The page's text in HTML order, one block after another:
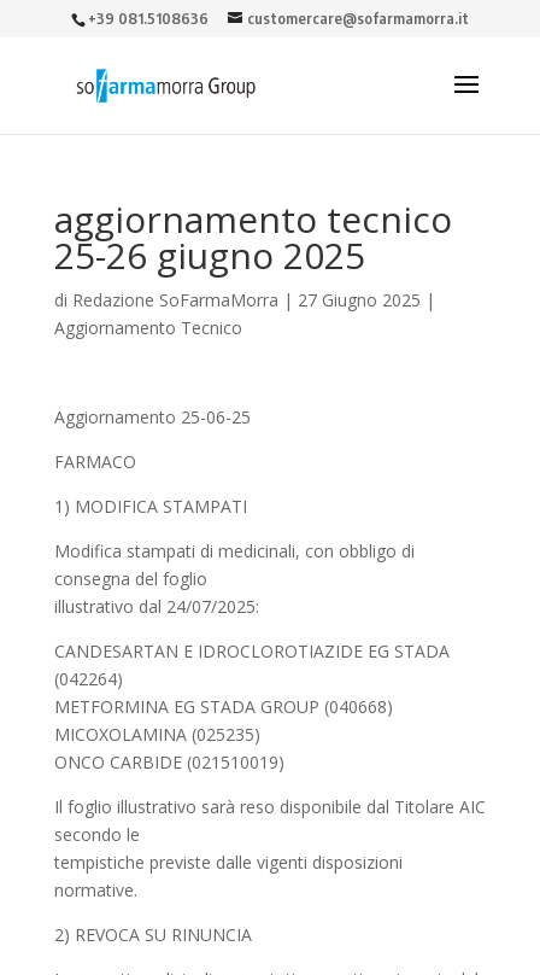
+39 081.5108636 customercare@sofarmamorra.it
aggiornamento tecnico
25-26 giugno 2025
di Redazione SoFarmaMorra | 27 Giugno 2025 |
Aggiornamento Tecnico
Aggiornamento 25-06-25
FARMACO
1) MODIFICA STAMPATI
Modifica stampati di medicinali, con obbligo di
consegna del foglio
illustrativo dal 24/07/2025:
CANDESARTAN E IDROCLOROTIAZIDE EG STADA
(042264)
METFORMINA EG STADA GROUP (040668)
MICOXOLAMINA (025235)
ONCO CARBIDE (021510019)
Il foglio illustrativo sarà reso disponibile dal Titolare AIC
secondo le
tempistiche previste dalle vigenti disposizioni
normative.
2) REVOCA SU RINUNCIA